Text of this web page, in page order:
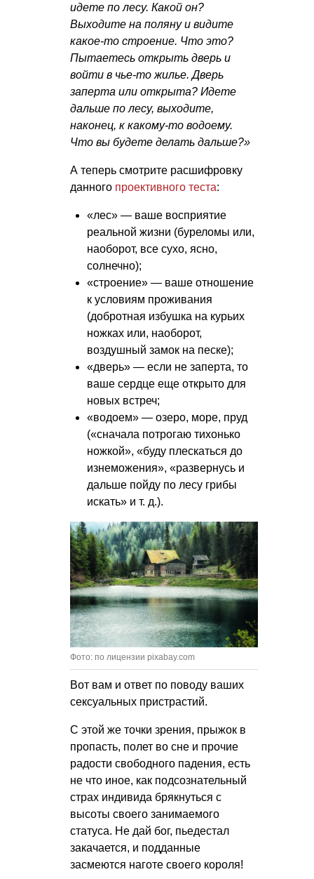
идете по лесу. Какой он?
Выходите на поляну и видите
какое-то строение. Что это?
Пытаетесь открыть дверь и
войти в чье-то жилье. Дверь
заперта или открыта? Идете
дальше по лесу, выходите,
наконец, к какому-то водоему.
Что вы будете делать дальше?»
А теперь смотрите расшифровку
данного проективного теста:
«лес» — ваше восприятие
реальной жизни (буреломы или,
наоборот, все сухо, ясно,
солнечно);
«строение» — ваше отношение
к условиям проживания
(добротная избушка на курьих
ножках или, наоборот,
воздушный замок на песке);
«дверь» — если не заперта, то
ваше сердце еще открыто для
новых встреч;
«водоем» — озеро, море, пруд
(«сначала потрогаю тихонько
ножкой», «буду плескаться до
изнеможения», «развернусь и
дальше пойду по лесу грибы
искать» и т. д.).
Фото: по лицензии pixabay.com
Вот вам и ответ по поводу ваших
сексуальных пристрастий.
С этой же точки зрения, прыжок в
пропасть, полет во сне и прочие
радости свободного падения, есть
не что иное, как подсознательный
страх индивида брякнуться с
высоты своего занимаемого
статуса. Не дай бог, пьедестал
закачается, и подданные
засмеются наготе своего короля!